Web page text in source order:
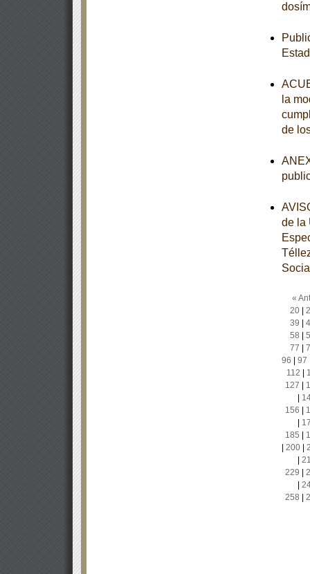
la
de
de la
«
20|
39
58
77
96
97
112
127
156
185
200|
229
258